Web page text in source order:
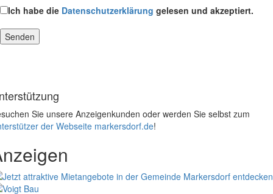
Ich habe die Datenschutzerklärung gelesen und akzeptiert.
Sie unsere Anzeigenkunden oder werden Sie selbst zum
der Webseite markersdorf.de!